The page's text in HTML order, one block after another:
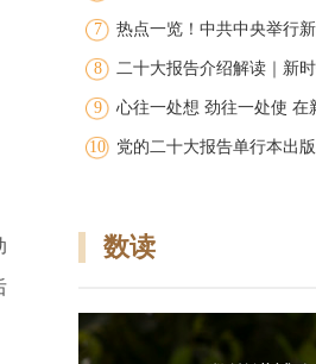
大干部群众中引发强烈反响
7 热点一览！中共中央举行
读党的二十大报告
8 二十大报告介绍解读｜新
革
9 心往一处想 劲往一处使 在
洪流中争创广东新的辉煌
10 党的二十大报告单行本出版
数读